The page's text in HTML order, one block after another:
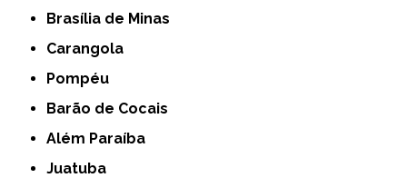
Brasília de Minas
Carangola
Pompéu
Barão de Cocais
Além Paraíba
Juatuba